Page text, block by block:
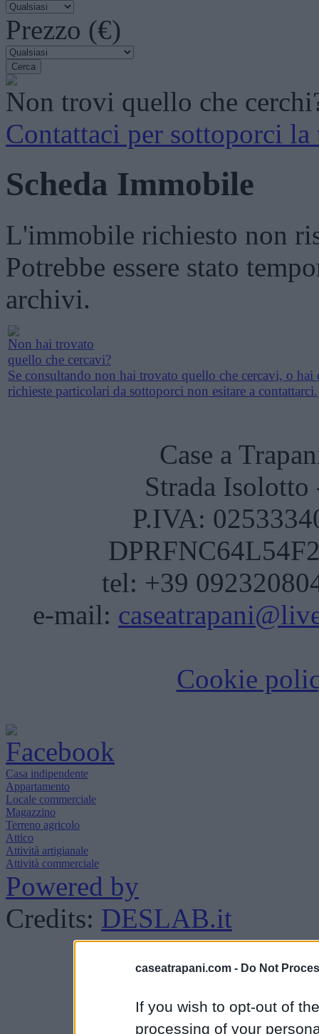
caseatrapani.com - Do Not
If you wish to opt-out of
processing of your
Prezzo (€)
Non trovi quello che
Contattaci per sottoporci la
Scheda Immobile
L'immobile richiesto non
Potrebbe essere stato
archivi.
Non hai trovato
quello che cercavi?
Se consultando non hai trovato quello che cercavi, o hai
richieste particolari da sottoporci non esitare a contattarci.
Case a
Strada
P.IVA:
tel: +39
e-mail:
Cookie
Casa indipendente
Appartamento
Locale commerciale
Magazzino
Terreno agricolo
Attico
Attività artigianale
Attività commerciale
Powered by
Credits: DESLAB.it